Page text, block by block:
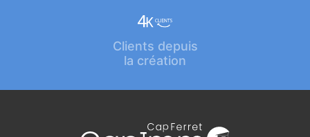
Clients depuis
la création